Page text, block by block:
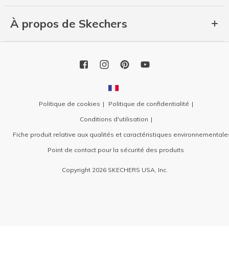
À propos de Skechers
Politique de cookies
Politique de confidentialité
Conditions d'utilisation
Fiche produit relative aux qualités et caractéristiques
Point de contact pour la sécurité des produits
Copyright 2026 SKECHERS USA, Inc.